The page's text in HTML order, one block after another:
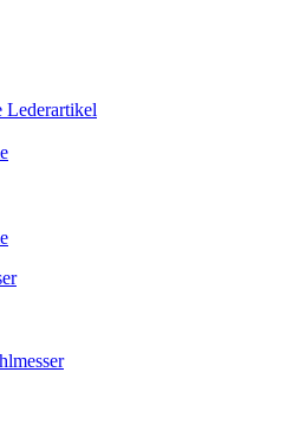
Lederartikel